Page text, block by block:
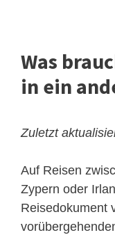
Was
in ein
Zuletzt
Auf Reisen
Zypern oder
Reisedokument